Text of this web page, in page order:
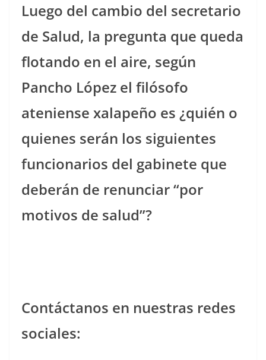
Luego del cambio del secretario
de Salud, la pregunta que queda
flotando en el aire, según
Pancho López el filósofo
ateniense xalapeño es ¿quién o
quienes serán los siguientes
funcionarios del gabinete que
deberán de renunciar “por
motivos de salud”?
Contáctanos en nuestras redes
sociales: